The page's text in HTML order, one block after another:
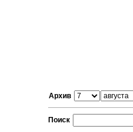
Архив
Поиск